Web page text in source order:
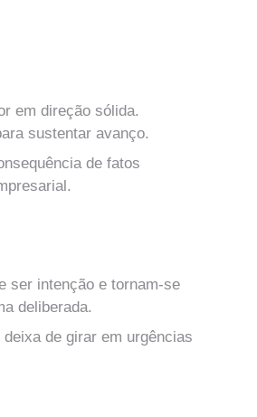
em direção sólida.
sustentar avanço.
de fatos
ser intenção e tornam-se
deliberada.
de girar em urgências